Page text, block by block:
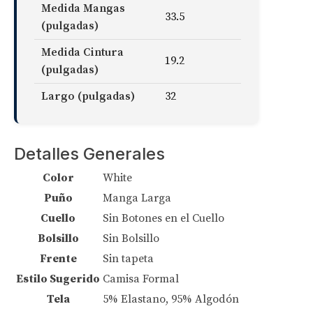
Medida Mangas
(pulgadas)
33.5
Medida Cintura
(pulgadas)
19.2
Largo (pulgadas) 32
Detalles Generales
Color
White
Puño
Manga Larga
Cuello
Sin Botones en el Cuello
Bolsillo
Sin Bolsillo
Frente
Sin tapeta
Estilo Sugerido Camisa Formal
Tela
5% Elastano, 95% Algodón